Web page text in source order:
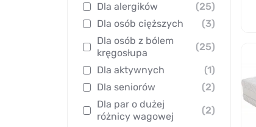
Dla alergików
(25)
Dla osób cięższych
(3)
Dla osób z bólem
kręgosłupa
(25)
Dla aktywnych
(1)
Dla seniorów
(2)
Dla par o dużej
różnicy wagowej
(2)